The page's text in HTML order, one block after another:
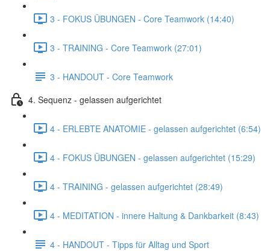
3 - FOKUS ÜBUNGEN - Core Teamwork (14:40)
3 - TRAINING - Core Teamwork (27:01)
3 - HANDOUT - Core Teamwork
4. Sequenz - gelassen aufgerichtet
4 - ERLEBTE ANATOMIE - gelassen aufgerichtet (6:54)
4 - FOKUS ÜBUNGEN - gelassen aufgerichtet (15:29)
4 - TRAINING - gelassen aufgerichtet (28:49)
4 - MEDITATION - innere Haltung & Dankbarkeit (8:43)
4 - HANDOUT - Tipps für Alltag und Sport